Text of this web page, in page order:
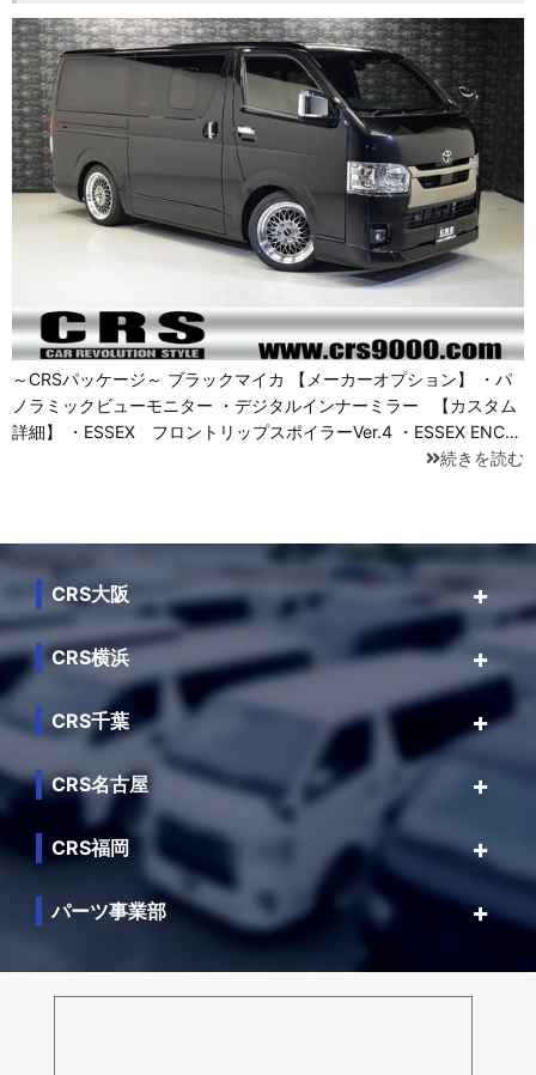
～CRSパッケージ～ ブラックマイカ 【メーカーオプション】 ・パ
ノラミックビューモニター ・デジタルインナーミラー 【カスタム
詳細】 ・ESSEX フロントリップスポイラーVer.4 ・ESSEX ENC…
続きを読む
CRS大阪
CRS横浜
CRS千葉
CRS名古屋
CRS福岡
パーツ事業部